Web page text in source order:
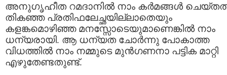
അനുഗൃഹീത റമദാനില്‍ നാം കര്‍മങ്ങള്‍
തികഞ്ഞ പ്രതിഫലേച്ഛയില്ലാതെയും
കളങ്കമൊഴിഞ്ഞ മനസ്സോടെയുമാണെങ്കില്‍ നാം
ധന്യരായി. ആ ധന്യത ചോര്‍ന്നു പോകാത്ത
വിധത്തില്‍ നാം നമ്മുടെ മുന്‍ഗണനാ പട്ടിക മാറ്റി
എഴുതേണ്ടതുണ്ട്‌.